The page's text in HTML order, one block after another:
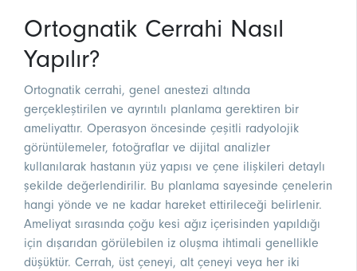
Ortognatik Cerrahi Nasıl
Yapılır?
Ortognatik cerrahi, genel anestezi altında
gerçekleştirilen ve ayrıntılı planlama gerektiren bir
ameliyattır. Operasyon öncesinde çeşitli radyolojik
görüntülemeler, fotoğraflar ve dijital analizler
kullanılarak hastanın yüz yapısı ve çene ilişkileri detaylı
şekilde değerlendirilir. Bu planlama sayesinde çenelerin
hangi yönde ve ne kadar hareket ettirileceği belirlenir.
Ameliyat sırasında çoğu kesi ağız içerisinden yapıldığı
için dışarıdan görülebilen iz oluşma ihtimali genellikle
düşüktür. Cerrah, üst çeneyi, alt çeneyi veya her iki